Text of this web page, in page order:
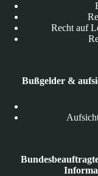
Recht auf
Bußgelder &